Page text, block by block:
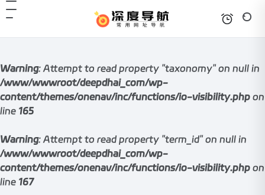
Warning: Attempt to read property "taxonomy" on null in
/www/wwwroot/deepdhai_com/wp-
content/themes/onenav/inc/functions/io-visibility.php on
line 165
Warning: Attempt to read property "term_id" on null in
/www/wwwroot/deepdhai_com/wp-
content/themes/onenav/inc/functions/io-visibility.php on
line 167